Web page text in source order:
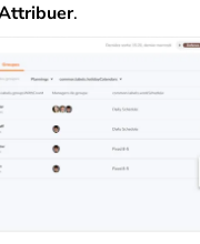
.